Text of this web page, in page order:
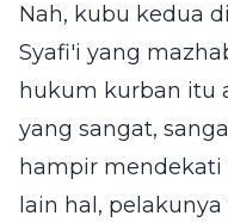
Nah, kubu kedua
Syafi'i yang
hukum kurban itu
yang sangat,
hampir
lain hal,